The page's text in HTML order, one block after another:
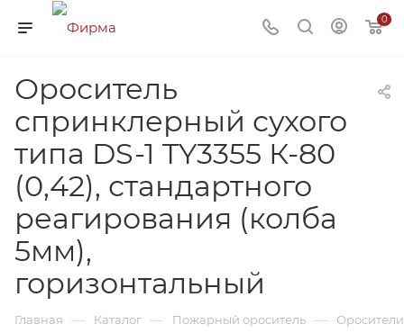
0
Ороситель
спринклерный сухого
типа DS-1 TY3355 К-80
(0,42), стандартного
реагирования (колба
5мм),
горизонтальный
Главная — Каталог — Пожарный ороситель — Оросители